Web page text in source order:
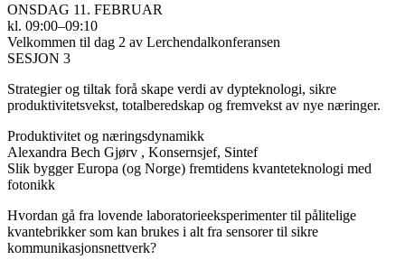
ONSDAG 11. FEBRUAR
kl. 09:00–09:10
Velkommen til dag 2 av Lerchendalkonferansen
SESJON 3
Strategier og tiltak forå skape verdi av dypteknologi, sikre
produktivitetsvekst, totalberedskap og fremvekst av nye næringer.
Produktivitet og næringsdynamikk
Alexandra Bech Gjørv , Konsernsjef, Sintef
Slik bygger Europa (og Norge) fremtidens kvanteteknologi med
fotonikk
Hvordan gå fra lovende laboratorieeksperimenter til pålitelige
kvantebrikker som kan brukes i alt fra sensorer til sikre
kommunikasjonsnettverk?